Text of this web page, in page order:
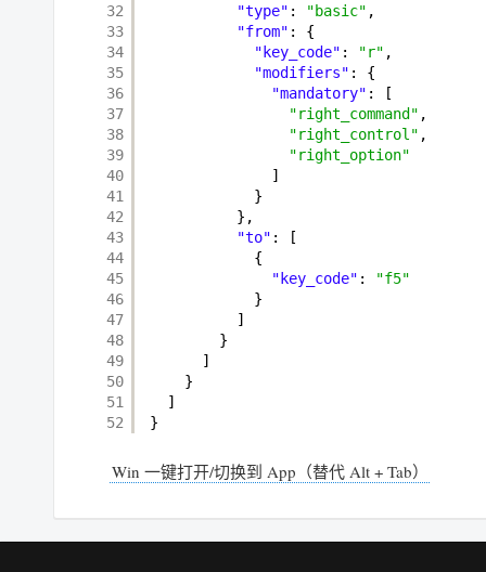
32
33
34
35
36
37
38
39
40
41
42
43
44
45
46
47
48
49
50
51
52
"type" : "basic" ,
"from" : {
"key_code" : "r" ,
"modifiers" : {
"mandatory" : [
"right_command" ,
"right_control" ,
"right_option"
]
}
},
"to" : [
{
"key_code" :
"f5"
}
]
}
]
}
]
}
Win 一键打开/切换到 App（替代 Alt + Tab）